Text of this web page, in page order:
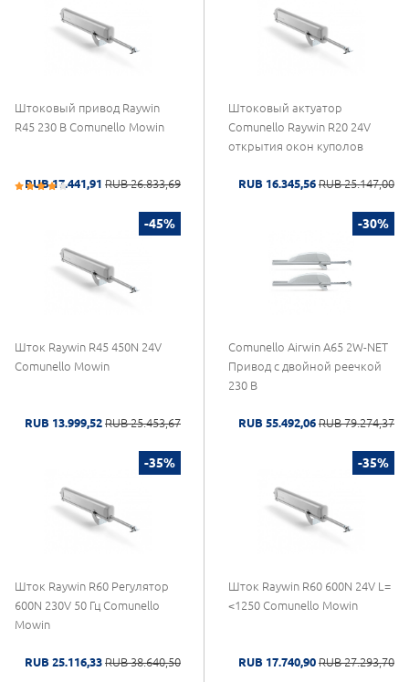
Штоковый привод Raywin
R45 230 В Comunello Mowin
RUB 17.441,91 RUB 26.833,69
Штоковый актуатор
Comunello Raywin R20 24V
открытия окон куполов
RUB 16.345,56 RUB 25.147,00
-45%
Шток Raywin R45 450N 24V
Comunello Mowin
RUB 13.999,52 RUB 25.453,67
-30%
Comunello Airwin A65 2W-NET
Привод с двойной реечкой
230 В
RUB 55.492,06 RUB 79.274,37
-35%
Шток Raywin R60 Регулятор
600N 230V 50 Гц Comunello
Mowin
RUB 25.116,33 RUB 38.640,50
-35%
Шток Raywin R60 600N 24V L=
<1250 Comunello Mowin
RUB 17.740,90 RUB 27.293,70